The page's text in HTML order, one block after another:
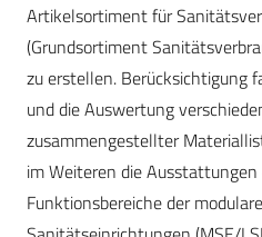
Artikelsortiment für
(Grundsortiment
zu erstellen. Berücksichtigung
und die Auswertung
zusammengestellter
im Weiteren die
Funktionsbereiche der